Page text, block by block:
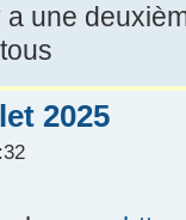
une
2025